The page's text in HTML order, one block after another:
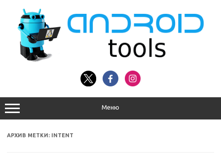
содержимому
Меню
АРХИВ МЕТКИ: INTENT